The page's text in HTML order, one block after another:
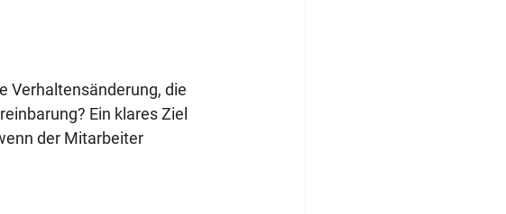
Verhaltensänderung, die
Ein klares Ziel
der Mitarbeiter